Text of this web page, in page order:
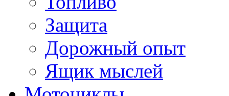
Защита
Дорожный опыт
Ящик мыслей